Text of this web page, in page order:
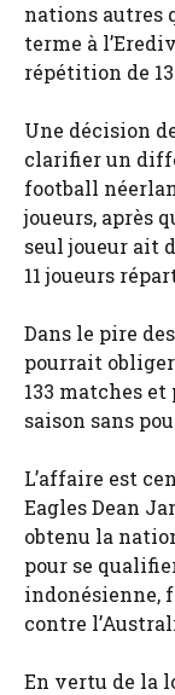
nations autres
terme à
répétition de
Une décision
clarifier un
football
joueurs, après
seul joueur ait
11 joueurs
Dans le pire
pourrait
133 matches
saison sans
L’affaire est
Eagles Dean
obtenu la
pour se
indonésienne,
contre
En vertu de la